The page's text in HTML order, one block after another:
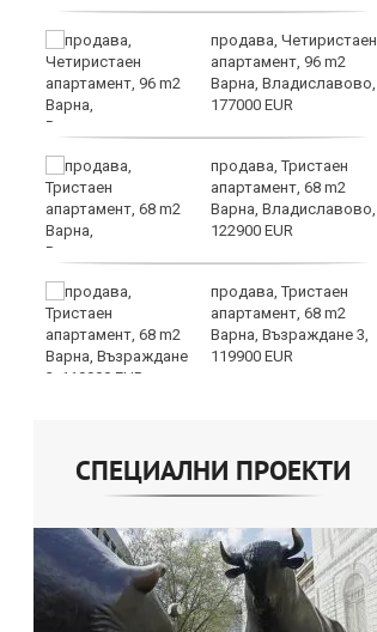
продава, Четиристаен
апартамент, 96 m2
Варна, Владиславово,
177000 EUR
продава, Тристаен
апартамент, 68 m2
Варна, Владиславово,
122900 EUR
продава, Тристаен
апартамент, 68 m2
Варна, Възраждане 3,
119900 EUR
СПЕЦИАЛНИ ПРОЕКТИ